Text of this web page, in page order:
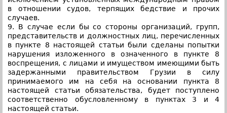
в отношении судов, терпящих бедствие и прочих
случаев.
9. В случае если бы со стороны организаций, групп,
представительств и должностных лиц, перечисленных
в пункте 8 настоящей статьи были сделаны попытки
нарушения изложенного в означенного в пункте 8
воспрещения, с лицами и имуществом имеющими быть
задержанными правительством Грузии в силу
принимаемого им на себя на основании пункта 8
настоящей статьи обязательства, будет поступлено
соответственно обусловленному в пунктах 3 и 4
настоящей статьи.